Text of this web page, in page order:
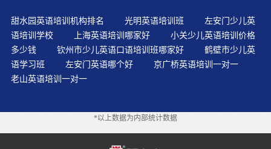
不是为了死记硬背，在考场上拿高分。孩子的心是敏感而
脆弱的，对他的每一点进步都要及时的肯定，告诉孩子他
是最优秀的。似乎所有的人都或多或少自己练习过英语口
语，可这练成的水平除了参差不齐外，还有很大一部分笔
头英语强者至今仍开不了口说英语。对于低龄儿童应该选
择词语、句子重复率高，故事人物较少、情节简单的故
主动性！背单词是一个循序渐进的过程，一口吃不成大胖
子。如果家长或教师自身的英语水平有限，不能有效地应
甜水园英语培训机构排名 光明英语培训班
左安门少儿英
语培训学校
上海英语培训哪家好
小关少儿英语培训价格
多少钱
钦州市少儿英语口语培训班哪家好
鹤壁市少儿英
语学习班
左安门英语哪个好
京广桥英语培训一对一
老山英语培训一对一
*以上数据为内部统计数据